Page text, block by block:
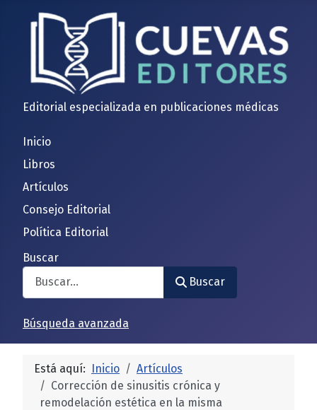
Editorial especializada en publicaciones médicas
Inicio
Libros
Artículos
Consejo Editorial
Política Editorial
Buscar
Buscar
Búsqueda avanzada
Está aquí: Inicio
Artículos
Corrección de sinusitis crónica y
remodelación estética en la misma